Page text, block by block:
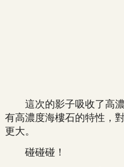
這次的影子吸收了高濃
有高濃度海樓石的特性，
更大。
碰碰碰！